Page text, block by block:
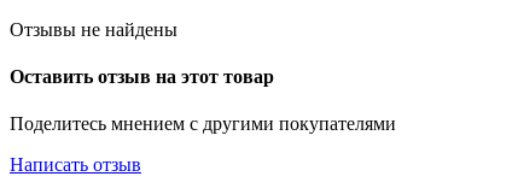
Отзывы не найдены
Оставить отзыв на этот товар
Поделитесь мнением с другими покупателями
Написать отзыв